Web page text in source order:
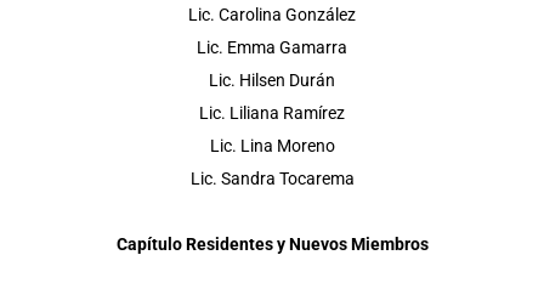
Lic. Carolina González
Lic. Emma Gamarra
Lic. Hilsen Durán
Lic. Liliana Ramírez
Lic. Lina Moreno
Lic. Sandra Tocarema
Capítulo Residentes y Nuevos Miembros